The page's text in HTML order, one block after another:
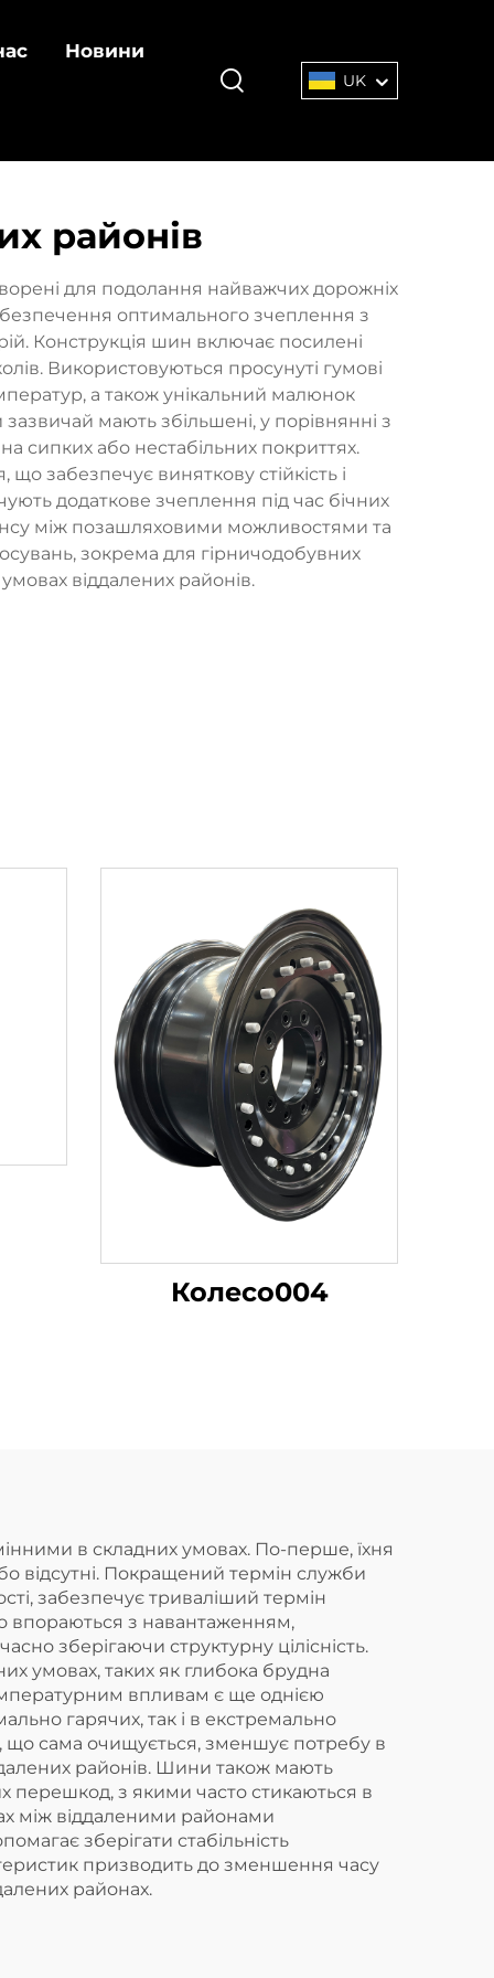
Новини
UK
районів
для подолання найважчих дорожніх
оптимального зчеплення з
Конструкція шин включає посилені
Використовуються просунуті гумові
а також унікальний малюнок
мають збільшені, у порівнянні з
сипких або нестабільних покриттях.
забезпечує виняткову стійкість і
додаткове зчеплення під час бічних
між позашляховими можливостями та
зокрема для гірничодобувних
віддалених районів.
Колесо004
в складних умовах. По-перше, їхня
відсутні. Покращений термін служби
забезпечує триваліший термін
впораються з навантаженням,
зберігаючи структурну цілісність.
умовах, таких як глибока брудна
впливам є ще однією
гарячих, так і в екстремально
що сама очищується, зменшує потребу в
районів. Шини також мають
перешкод, з якими часто стикаються в
між віддаленими районами
зберігати стабільність
призводить до зменшення часу
районах.